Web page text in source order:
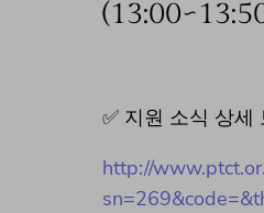
✅ 지원 소식 상세
http://